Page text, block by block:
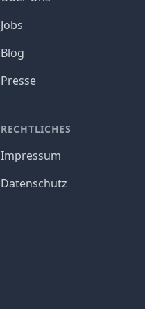
Jobs
Blog
Presse
RECHTLICHES
Impressum
Datenschutz